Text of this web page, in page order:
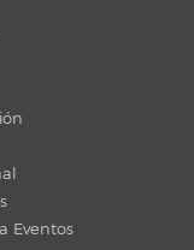
Eventos